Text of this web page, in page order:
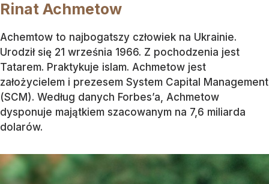
Rinat Achmetow
Achemtow to najbogatszy człowiek na Ukrainie.
Urodził się 21 września 1966. Z pochodzenia jest
Tatarem. Praktykuje islam. Achmetow jest
założycielem i prezesem System Capital Management
(SCM). Według danych Forbes’a, Achmetow
dysponuje majątkiem szacowanym na 7,6 miliarda
dolarów.